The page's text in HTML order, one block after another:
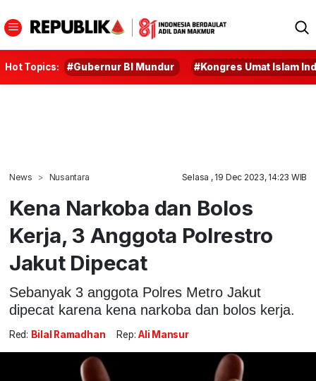
Hot Topics: #Gubernur BI Mundur #Kongres Umat Islam
News Nusantara Selasa , 19 Dec 2023, 14:23 WIB
Kena Narkoba dan Bolos
Kerja, 3 Anggota Polrestro
Jakut Dipecat
Sebanyak 3 anggota Polres Metro Jakut
dipecat karena kena narkoba dan bolos kerja.
Red: Bilal Ramadhan Rep: Ali Mansur